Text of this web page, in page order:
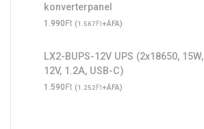
konverterpanel
1.990Ft (1.567Ft+ÁFA)
LX2-BUPS-12V UPS (2x18650, 15W,
12V, 1.2A, USB-C)
1.590Ft (1.252Ft+ÁFA)